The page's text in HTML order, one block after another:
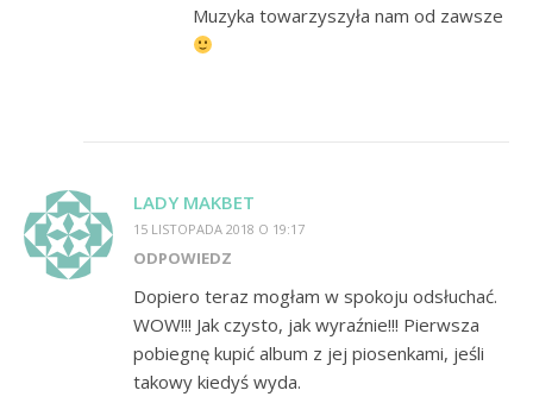
Muzyka towarzyszyła nam od zawsze
LADY MAKBET
15 LISTOPADA 2018 O 19:17
ODPOWIEDZ
Dopiero teraz mogłam w spokoju odsłuchać.
WOW!!! Jak czysto, jak wyraźnie!!! Pierwsza
pobiegnę kupić album z jej piosenkami, jeśli
takowy kiedyś wyda.